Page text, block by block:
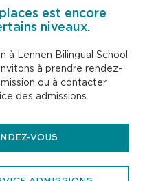
est encore
niveaux.
à Lennen Bilingual School
à prendre rendez-
ou à contacter
des admissions.
VOUS